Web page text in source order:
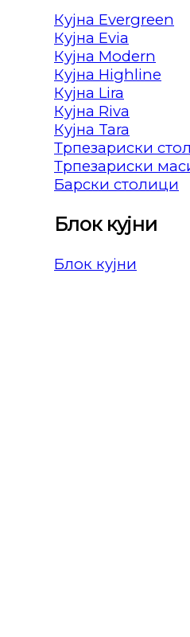
Кујна Evergreen
Кујна Evia
Кујна Modern
Кујна Highline
Кујна Lira
Кујна Riva
Кујна Tara
Трпезариски
Трпезариски
Барски столици
Блок кујни
Блок кујни